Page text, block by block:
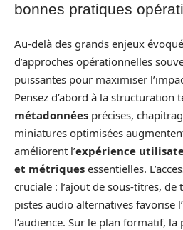
bonnes pratiques
Au-delà des grands enjeux
d’approches opérationnelles
puissantes pour maximiser
Pensez d’abord à la structuration
métadonnées précises,
miniatures optimisées
améliorent l’expérience
et métriques essentielles.
cruciale : l’ajout de sous-titres,
pistes audio alternatives favorise
l’audience. Sur le plan formatif,